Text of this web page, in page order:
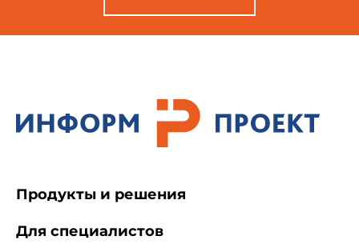
Продукты и решения
Для специалистов